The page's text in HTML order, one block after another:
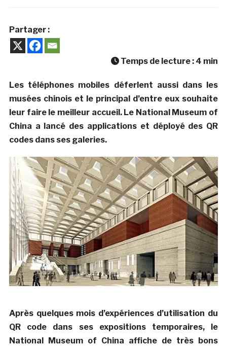
Partager :
Temps de lecture : 4 min
Les téléphones mobiles déferlent aussi dans les
musées chinois et le principal d’entre eux souhaite
leur faire le meilleur accueil. Le National Museum of
China a lancé des applications et déployé des QR
codes dans ses galeries.
Après quelques mois d’expériences d’utilisation du
QR code dans ses expositions temporaires, le
National Museum of China affiche de très bons